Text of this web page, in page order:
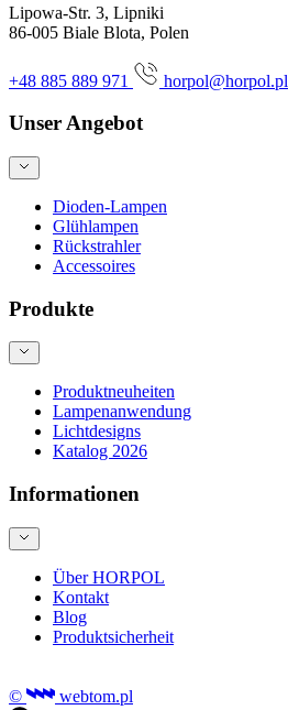
Lipowa-Str. 3, Lipniki
86-005 Biale Blota, Polen
+48 885 889 971 horpol@horpol.pl
Unser Angebot
Dioden-Lampen
Glühlampen
Rückstrahler
Accessoires
Produkte
Produktneuheiten
Lampenanwendung
Lichtdesigns
Katalog 2026
Informationen
Über HORPOL
Kontakt
Blog
Produktsicherheit
© webtom.pl